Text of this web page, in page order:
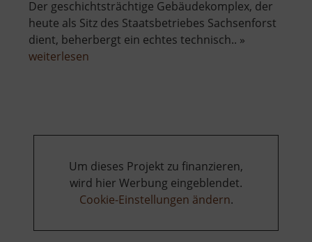
Der geschichtsträchtige Gebäudekomplex, der
heute als Sitz des Staatsbetriebes Sachsenforst
dient, beherbergt ein echtes technisch.. »
weiterlesen
Um dieses Projekt zu finanzieren,
wird hier Werbung eingeblendet.
Cookie-Einstellungen ändern.